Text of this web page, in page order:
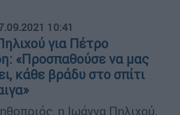
10:41
για Πέτρο
«Προσπαθούσε να μας
κάθε βράδυ στο σπίτι
η Ιωάννα Πηλιχού,